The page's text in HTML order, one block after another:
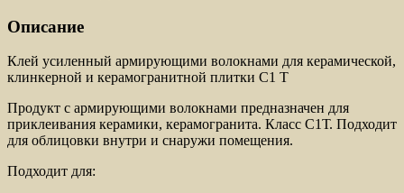
Описание
Клей усиленный армирующими волокнами для керамической,
клинкерной и керамогранитной плитки С1 Т
Продукт с армирующими волокнами предназначен для
приклеивания керамики, керамогранита. Класс С1Т. Подходит
для облицовки внутри и снаружи помещения.
Подходит для: